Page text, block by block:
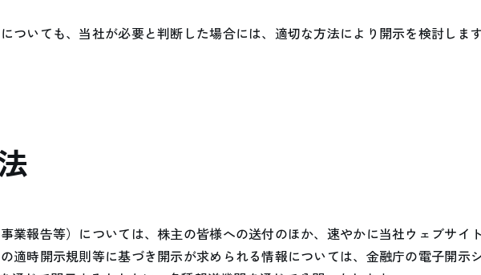
ついても、当社が必要と判断した場合には、適切な方法により開示を検討します
業報告等）については、株主の皆様への送付のほか、速やかに当社ウェブサイ
適時開示規則等に基づき開示が求められる情報については、金融庁の電子開示